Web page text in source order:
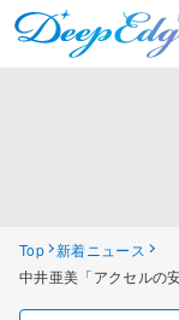
Top 新着ニュース
中井亜美「アクセルの